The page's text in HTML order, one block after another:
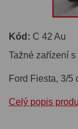
Kód: C 42 Au
Tažné zařízení
Ford Fiesta, 3/5
Celý popis